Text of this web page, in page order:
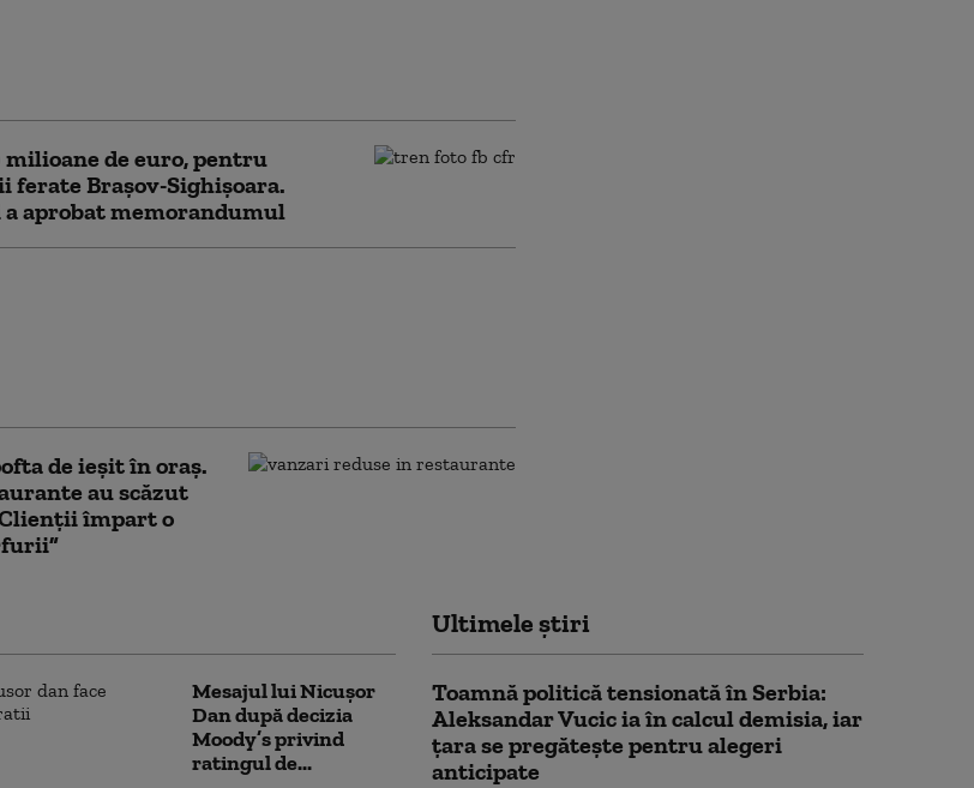
de euro, pentru
ferate Braşov-Sighişoara.
aprobat memorandumul
de ieșit în oraș.
au scăzut
împart o
Mesajul lui Nicușor
Dan după decizia
Moody’s privind
ratingul de...
Ultimele știri
Toamnă politică tensionată în Serbia:
Aleksandar Vucic ia în calcul demisia, iar
țara se pregătește pentru alegeri
anticipate